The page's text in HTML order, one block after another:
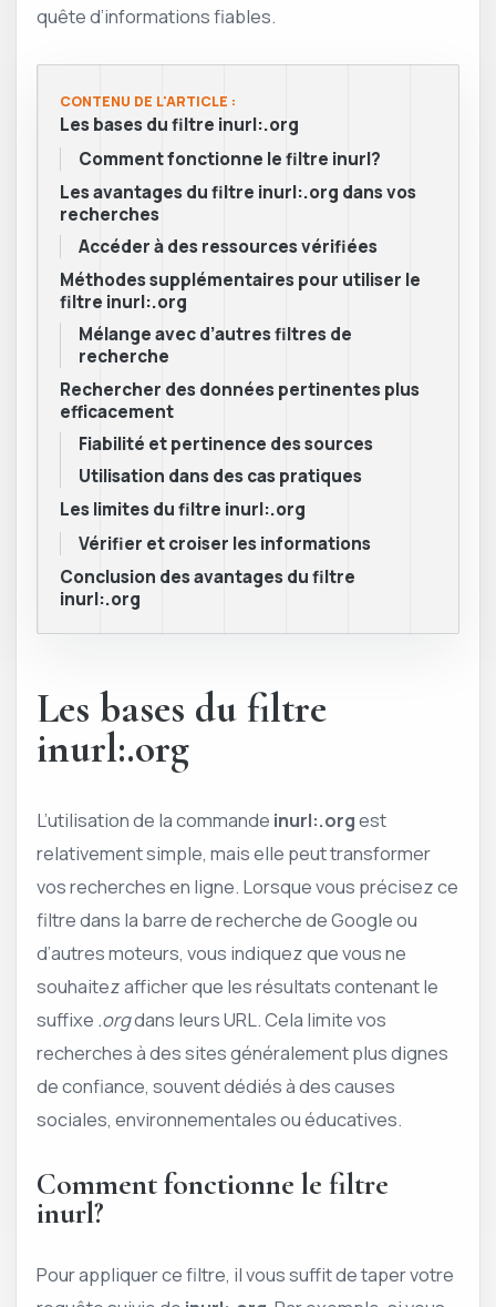
quête d’informations fiables.
CONTENU DE L'ARTICLE :
Les bases du filtre inurl:.org
Comment fonctionne le filtre inurl?
Les avantages du filtre inurl:.org dans vos
recherches
Accéder à des ressources vérifiées
Méthodes supplémentaires pour utiliser le
filtre inurl:.org
Mélange avec d’autres filtres de
recherche
Rechercher des données pertinentes plus
efficacement
Fiabilité et pertinence des sources
Utilisation dans des cas pratiques
Les limites du filtre inurl:.org
Vérifier et croiser les informations
Conclusion des avantages du filtre
inurl:.org
Les bases du filtre
inurl:.org
L’utilisation de la commande inurl:.orgest
relativement simple, mais elle peut transformer
vos recherches en ligne. Lorsque vous précisez ce
filtre dans la barre de recherche de Google ou
d’autres moteurs, vous indiquez que vous ne
souhaitez afficher que les résultats contenant le
suffixe .orgdans leurs URL. Cela limite vos
recherches à des sites généralement plus dignes
de confiance, souvent dédiés à des causes
sociales, environnementales ou éducatives.
Comment fonctionne le filtre
inurl?
Pour appliquer ce filtre, il vous suffit de taper votre